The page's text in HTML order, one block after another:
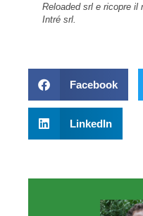
Reloaded srl e ricopre il
Intré srl.
Facebook
LinkedIn